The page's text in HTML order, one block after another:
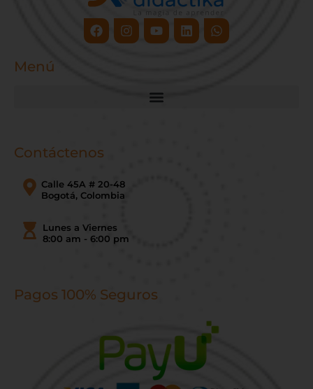
FacebookInstagram
YoutubeLinkedinWhatsapp
Menú
Contáctenos
Calle 45A # 20-48
Bogotá, Colombia
Lunes a Viernes
8:00 am - 6:00 pm
Pagos 100% Seguros